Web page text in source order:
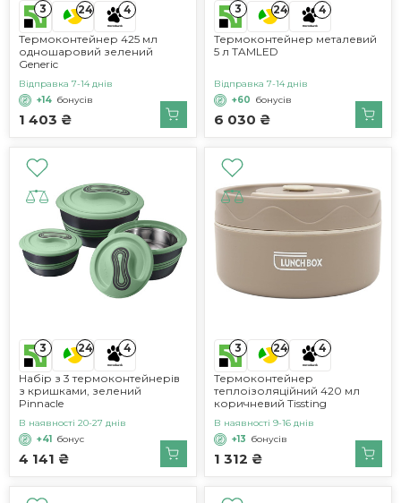
3 24 4
Термоконтейнер 425 мл
одношаровий зелений
Generic
1 403 ₴
Відправка 7-14 днів
+14 бонусів
3 24 4
Термоконтейнер металевий
5 л TAMLED
6 030 ₴
Відправка 7-14 днів
+60 бонусів
3 24 4
Набір з 3 термоконтейнерів
з кришками, зелений
Pinnacle
4 141 ₴
В наявності 20-27 днів
+41 бонус
3 24 4
Термоконтейнер
теплоізоляційний 420 мл
коричневий Tissting
1 312 ₴
В наявності 9-16 днів
+13 бонусів